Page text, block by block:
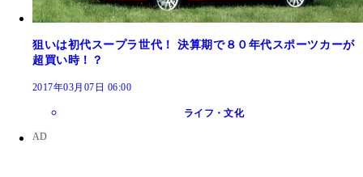
狙いは初代スープラ世代！ 決算期で８０年代スポーツカーが
超買い時！？
2017年03月07日 06:00
ライフ・文化